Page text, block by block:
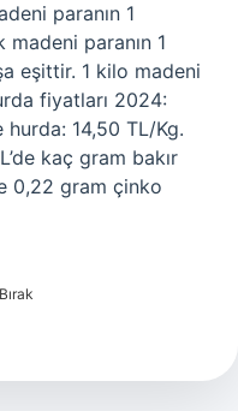
paranın 1
madeni paranın 1
eşittir. 1 kilo madeni
fiyatları 2024:
hurda: 14,50 TL/Kg.
kaç gram bakır
0,22 gram çinko